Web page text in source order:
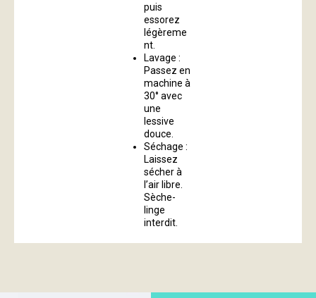
puis
essorez
légèreme
nt.
Lavage :
Passez en
machine à
30° avec
une
lessive
douce.
Séchage :
Laissez
sécher à
l’air libre.
Sèche-
linge
interdit.